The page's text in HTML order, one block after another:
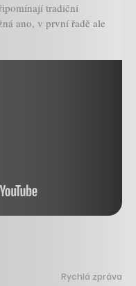
tradiční
ano, v první řadě ale
Rychlá zpráva